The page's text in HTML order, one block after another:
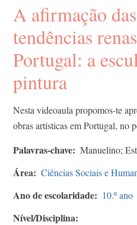
A afirmação
tendências
Portugal: a
pintura
Nesta videoaula propomos-te
obras artísticas em Portugal, no
Palavras-chave Manuelino;
Área Ciências Sociais e
Ano de escolaridade 10.º ano
Nível/Disciplina